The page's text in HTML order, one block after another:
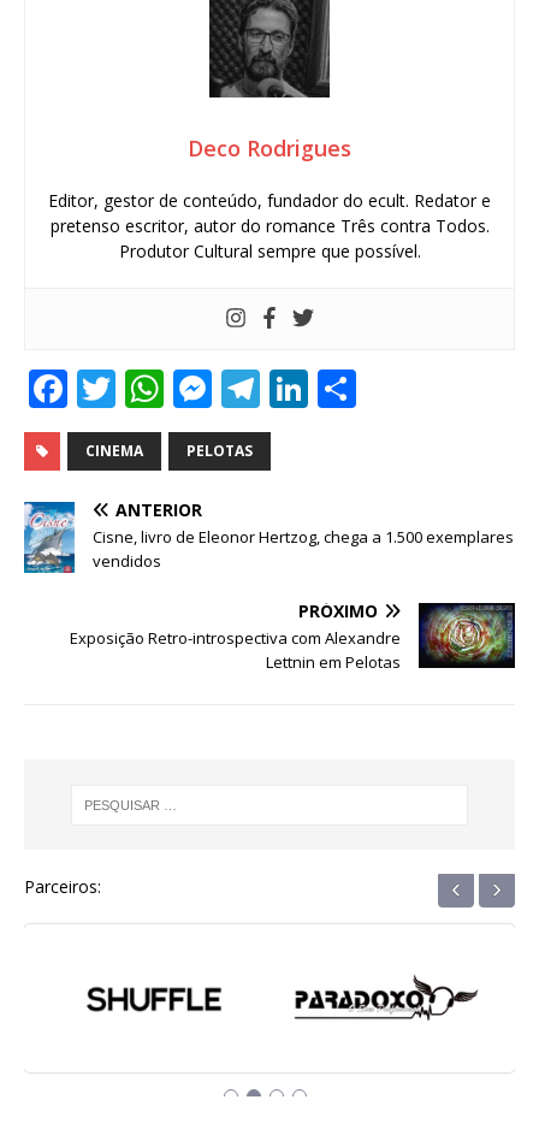
Deco Rodrigues
Editor, gestor de conteúdo, fundador do ecult. Redator e
pretenso escritor, autor do romance Três contra Todos.
Produtor Cultural sempre que possível.
F
a
c
e
b
o
o
k
T
w
it
te
r
W
h
at
s
A
p
M
e
ss
n
r
T
el
e
ra
Li
dI
CINEMA PELOTAS
ANTERIOR
Cisne, livro de Eleonor Hertzog, chega a 1.500 exemplares
vendidos
PRÓXIMO
Exposição Retro-introspectiva com Alexandre
Lettnin em Pelotas
Parceiros: ‹ ›